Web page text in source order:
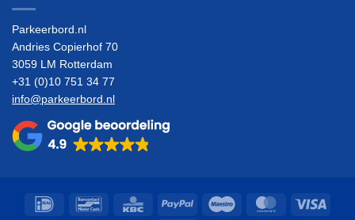
Parkeerbord.nl
Andries Copierhof 70
3059 LM Rotterdam
+31 (0)10 751 34 77
info@parkeerbord.nl
IDeal Bancontact KBC PayPal Maestro MasterCard